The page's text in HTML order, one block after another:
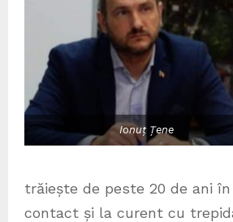
Ionuț Țene
trăiește de peste 20 de ani
contact și la curent cu